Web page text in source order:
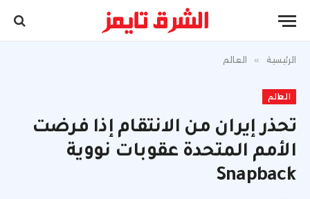
الرئيسية » العالم
العالم
تحذر إيران من الانتقام إذا فرضت
الأمم المتحدة عقوبات نووية
Snapback